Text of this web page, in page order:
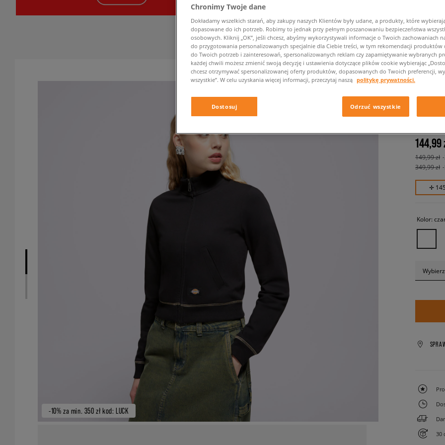
-10% za min. 350 zł kod: LUCK
damskie,
144,99
149,99 zł
349,99 zł
✛
Kolor:
30
Chronimy Twoje dane
Dokładamy wszelkich starań, aby zakupy naszych Klientów były udane, a produkty, które
dopasowane do ich potrzeb. Robimy to jednak przy pełnym poszanowaniu bezpieczeństwa
osobowych. Kliknij „OK”, jeśli chcesz, abyśmy wykorzystywali informacje o Twoich zachowaniach
do przygotowania personalizowanych specjalnie dla Ciebie treści, w tym rekomendacji produktów
do Twoich potrzeb i zainteresowań, spersonalizowanych reklam czy zapamiętywanie wybranych
każdej chwili możesz zmienić swoją decyzję i ustawienia dotyczące plików cookie wybierając
chcesz otrzymywać spersonalizowanej oferty produktów, dopasowanych do Twoich preferencji,
wszystkie”. W celu uzyskania więcej informacji, przeczytaj naszą politykę prywatności.
Dostosuj Odrzuć wszystkie